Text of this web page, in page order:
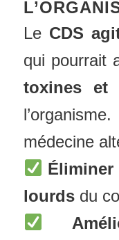
Le CDS
qui pourrait
toxines et
médecine
Éliminer
lourds du